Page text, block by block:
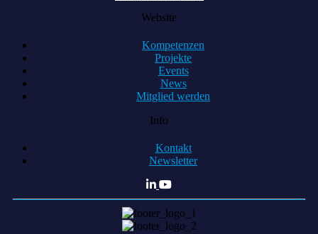
Website
Kompetenzen
Projekte
Events
News
Mitglied werden
Info
Kontakt
Newsletter